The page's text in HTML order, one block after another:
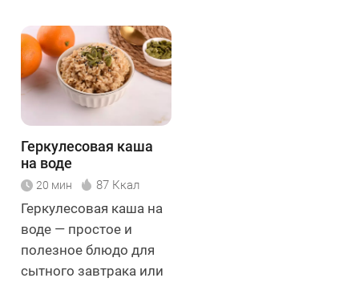
Геркулесовая каша
на воде
20 мин 87 Ккал
Геркулесовая каша на
воде — простое и
полезное блюдо для
сытного завтрака или